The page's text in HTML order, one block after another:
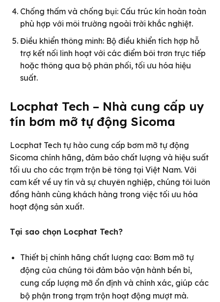
Chống thấm và chống bụi: Cấu trúc kín hoàn toàn
phù hợp với môi trường ngoài trời khắc nghiệt.
Điều khiển thông minh: Bộ điều khiển tích hợp hỗ
trợ kết nối linh hoạt với các điểm bôi trơn trực tiếp
hoặc thông qua bộ phân phối, tối ưu hóa hiệu
suất.
Locphat Tech – Nhà cung cấp uy
tín bơm mỡ tự động Sicoma
Locphat Tech tự hào cung cấp bơm mỡ tự động
Sicoma chính hãng, đảm bảo chất lượng và hiệu suất
tối ưu cho các trạm trộn bê tông tại Việt Nam. Với
cam kết về uy tín và sự chuyên nghiệp, chúng tôi luôn
đồng hành cùng khách hàng trong việc tối ưu hóa
hoạt động sản xuất.
Tại sao chọn Locphat Tech?
Thiết bị chính hãng chất lượng cao: Bơm mỡ tự
động của chúng tôi đảm bảo vận hành bền bỉ,
cung cấp lượng mỡ ổn định và chính xác, giúp các
bộ phận trong trạm trộn hoạt động mượt mà.